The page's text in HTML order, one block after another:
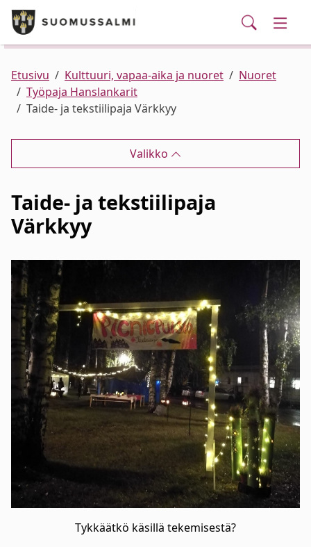
Siirry pääsisältöön
Puhelinluettelo/yhteystiedot
Palvelut
Ajankohtaista
Verkkokauppa
Haku
Kunta ja hallinto
Asuminen ja ympäristö
Varhaiskasvatus ja koulutus
Kulttuuri, vapaa-aika ja nuoret
Etusivu Kulttuuri, vapaa-aika ja nuoret
Nuoret
Työpaja Hanslankarit
Taide- ja tekstiilipaja Värkkyy
Valikko
Taide- ja tekstiilipaja
Värkkyy
Tykkäätkö käsillä tekemisestä?